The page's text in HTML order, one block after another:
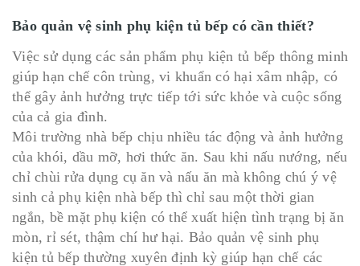
Bảo quản vệ sinh phụ kiện tủ bếp có cần thiết?
Việc sử dụng các sản phẩm phụ kiện tủ bếp thông minh
giúp hạn chế côn trùng, vi khuẩn có hại xâm nhập, có
thể gây ảnh hưởng trực tiếp tới sức khỏe và cuộc sống
của cả gia đình.
Môi trường nhà bếp chịu nhiều tác động và ảnh hưởng
của khói, dầu mỡ, hơi thức ăn. Sau khi nấu nướng, nếu
chỉ chùi rửa dụng cụ ăn và nấu ăn mà không chú ý vệ
sinh cả phụ kiện nhà bếp thì chỉ sau một thời gian
ngắn, bề mặt phụ kiện có thể xuất hiện tình trạng bị ăn
mòn, rỉ sét, thậm chí hư hại. Bảo quản vệ sinh phụ
kiện tủ bếp thường xuyên định kỳ giúp hạn chế các